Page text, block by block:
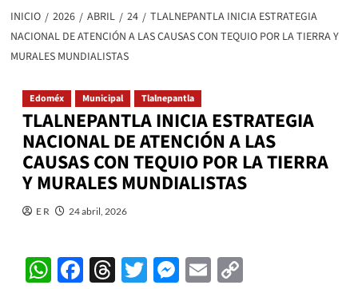
INICIO 2026 ABRIL 24
TLALNEPANTLA INICIA ESTRATEGIA
NACIONAL DE ATENCIÓN A LAS CAUSAS CON TEQUIO POR LA TIERRA Y
MURALES MUNDIALISTAS
Edoméx Municipal Tlalnepantla
TLALNEPANTLA INICIA ESTRATEGIA
NACIONAL DE ATENCIÓN A LAS
CAUSAS CON TEQUIO POR LA TIERRA
Y MURALES MUNDIALISTAS
E R 24 abril, 2026
WhatsApp
Facebook
Threads
Twitter
Messenger
EmailCopy